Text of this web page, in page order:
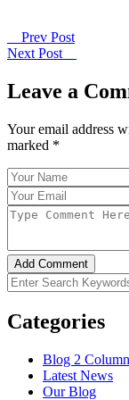
Prev Post
Next Post
Leave a
Your email address
marked *
Add Comment
Categories
Blog 2 Column
Latest News
Our Blog